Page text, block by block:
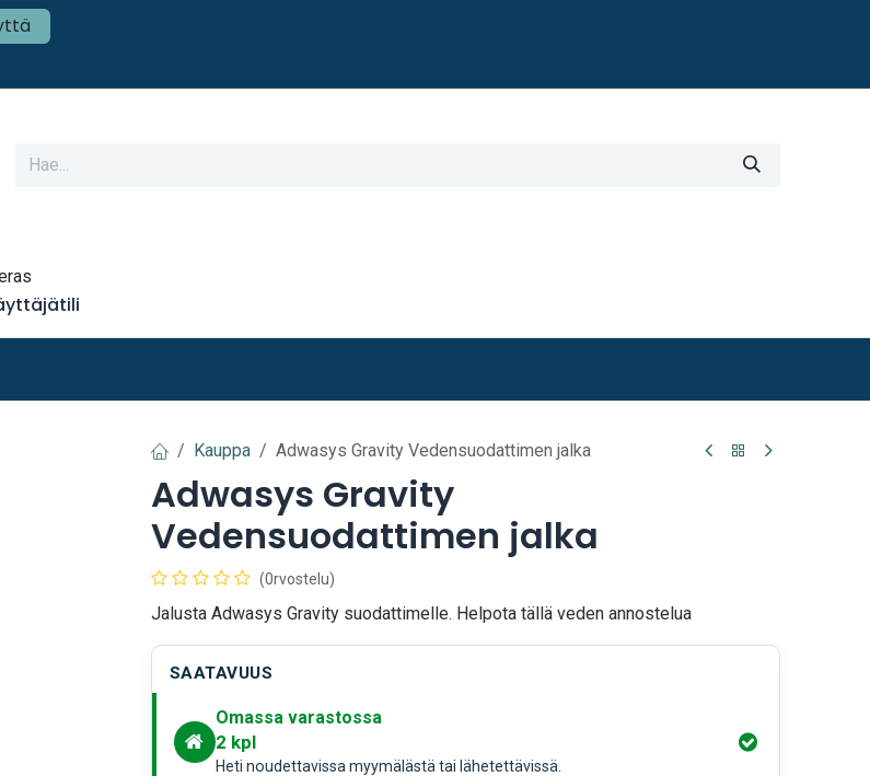
Kauppa Adwasys Gravity Vedensuodattimen jalka
Adwasys Gravity
Vedensuodattimen jalka
(0rvostelu)
Jalusta Adwasys Gravity suodattimelle. Helpota tällä veden annostelua
SAATAVUUS
Omassa varastossa
2 kpl
Heti noudettavissa myymälästä tai lähetettävissä.